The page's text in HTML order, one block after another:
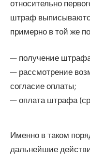
относительно
штраф
примерно в той же
— получение
— рассмотрение
согласие оплаты;
— оплата штрафа
Именно в таком
дальнейшие